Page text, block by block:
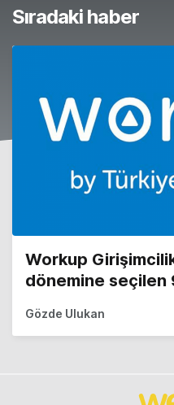
Sıradaki haber
Workup Girişimcilik
dönemine seçilen
Gözde Ulukan